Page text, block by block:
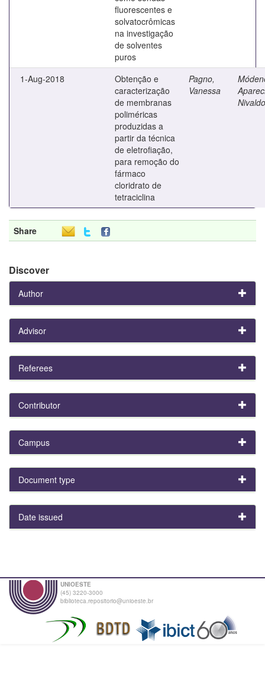
fluorescentes e
solvatocrômicas
na investigação
de solventes
puros
1-Aug-2018
Obtenção e
caracterização
de membranas
poliméricas
produzidas a
partir da técnica
de eletrofiação,
para remoção do
fármaco
cloridrato de
tetraciclina
Pagno,
Vanessa
Nivaldo
Share
Discover
Author
Advisor
Referees
Contributor
Campus
Document type
Date issued
UNIOESTE
(45) 3220-3000
biblioteca.repositorio@unioeste.br